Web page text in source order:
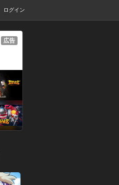
ログイン
広告